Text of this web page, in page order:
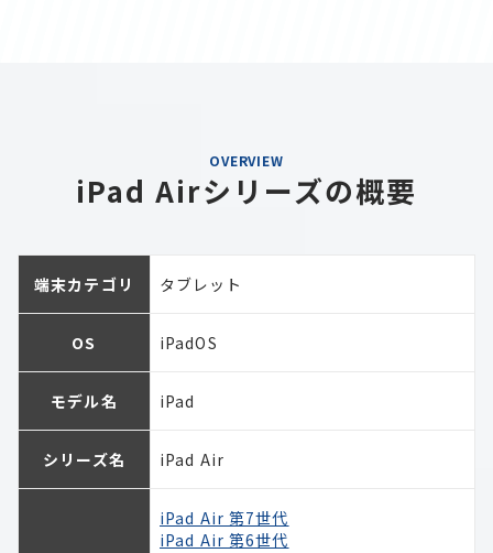
OVERVIEW
iPad Airシリーズの概要
端末カテゴリ タブレット
OS iPadOS
モデル名 iPad
シリーズ名 iPad Air
iPad Air 第7世代
iPad Air 第6世代